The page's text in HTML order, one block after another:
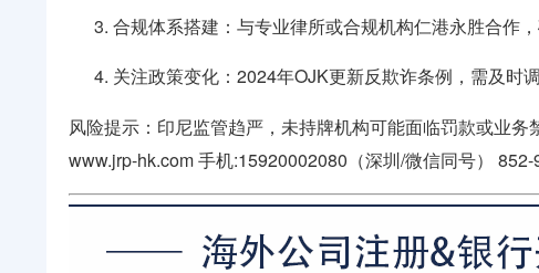
合规体系搭建：与专业律所或合规机构仁港永胜合作
关注政策变化：2024年OJK更新反欺诈条例，需及时调
风险提示：印尼监管趋严，未持牌机构可能面临罚款或业
www.jrp-hk.com手机:15920002080（深圳/微信同号）